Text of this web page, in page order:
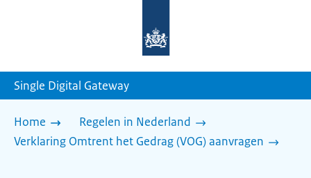
homepage
Single Digital Gateway
Home
Regelen in Nederland
Verklaring Omtrent het Gedrag (VOG) aanvragen